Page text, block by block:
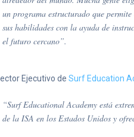
un programa estructurado que
sus habilidades con la ayuda de
el futuro cercano”.
Ejecutivo de Surf Education
“Surf Educational Academy está
de la ISA en los Estados Unidos y